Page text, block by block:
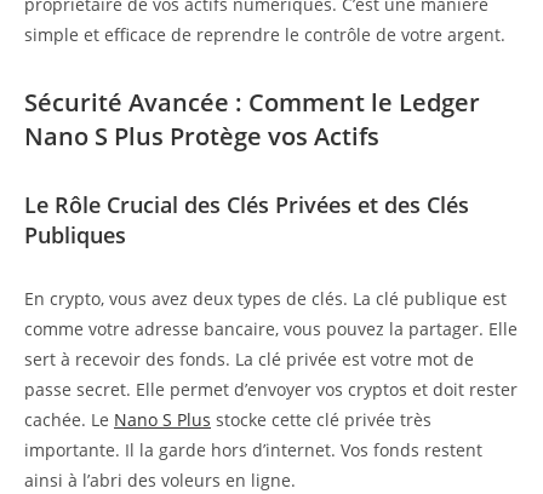
simple et efficace de reprendre le contrôle de votre argent.
Sécurité Avancée : Comment le Ledger
Nano S Plus Protège vos Actifs
Le Rôle Crucial des Clés Privées et des Clés
Publiques
En crypto, vous avez deux types de clés. La clé publique est
comme votre adresse bancaire, vous pouvez la partager. Elle
sert à recevoir des fonds. La clé privée est votre mot de
passe secret. Elle permet d’envoyer vos cryptos et doit rester
cachée. Le Nano S Plus stocke cette clé privée très
importante. Il la garde hors d’internet. Vos fonds restent
ainsi à l’abri des voleurs en ligne.